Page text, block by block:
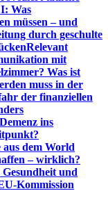
Was
müssen – und
durch geschulte
Relevant
mit
Was ist
muss in der
der finanziellen
ins
aus dem World
– wirklich?
und
Kommission